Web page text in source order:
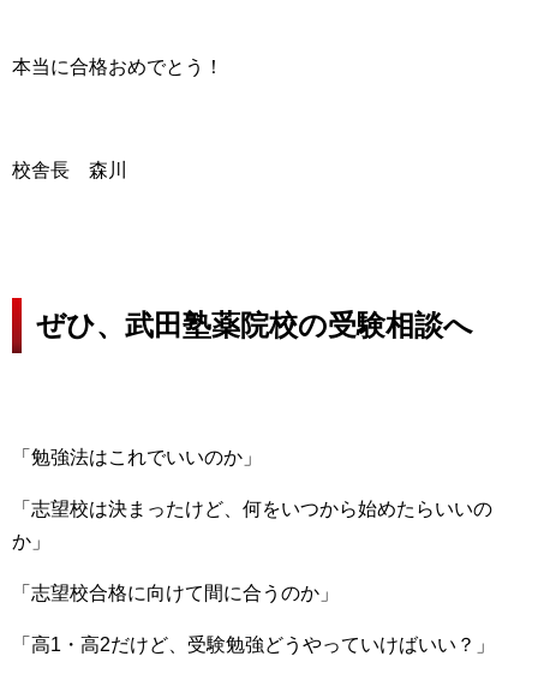
本当に合格おめでとう！
校舎長 森川
ぜひ、武田塾薬院校の受験相談へ
「勉強法はこれでいいのか」
「志望校は決まったけど、何をいつから始めたらいいの
か」
「志望校合格に向けて間に合うのか」
「高1・高2だけど、受験勉強どうやっていけばいい？」